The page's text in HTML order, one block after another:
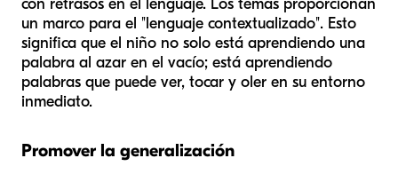
un marco para el "lenguaje contextualizado". Esto
significa que el niño no solo está aprendiendo una
palabra al azar en el vacío; está aprendiendo
palabras que puede ver, tocar y oler en su entorno
inmediato.
Promover la generalización